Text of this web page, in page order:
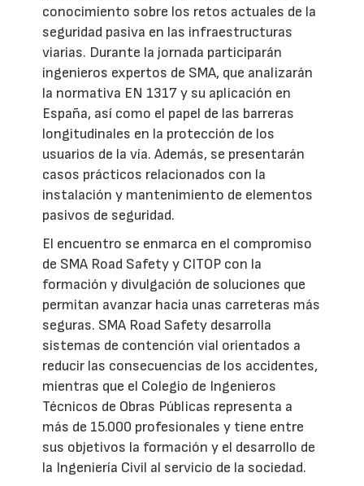
conocimiento sobre los retos actuales de la
seguridad pasiva en las infraestructuras
viarias. Durante la jornada participarán
ingenieros expertos de SMA, que analizarán
la normativa EN 1317 y su aplicación en
España, así como el papel de las barreras
longitudinales en la protección de los
usuarios de la vía. Además, se presentarán
casos prácticos relacionados con la
instalación y mantenimiento de elementos
pasivos de seguridad.
El encuentro se enmarca en el compromiso
de SMA Road Safety y CITOP con la
formación y divulgación de soluciones que
permitan avanzar hacia unas carreteras más
seguras. SMA Road Safety desarrolla
sistemas de contención vial orientados a
reducir las consecuencias de los accidentes,
mientras que el Colegio de Ingenieros
Técnicos de Obras Públicas representa a
más de 15.000 profesionales y tiene entre
sus objetivos la formación y el desarrollo de
la Ingeniería Civil al servicio de la sociedad.